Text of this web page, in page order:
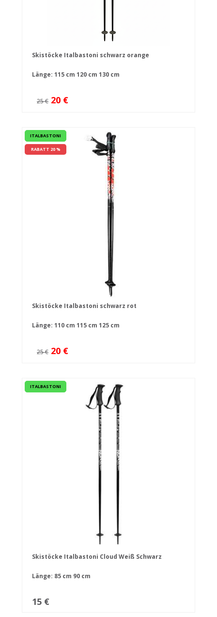
Skistöcke Italbastoni schwarz orange
Länge: 115 cm 120 cm 130 cm
25 € 20 €
ITALBASTONI
RABATT 20 %
Skistöcke Italbastoni schwarz rot
Länge: 110 cm 115 cm 125 cm
25 € 20 €
ITALBASTONI
Skistöcke Italbastoni Cloud Weiß Schwarz
Länge: 85 cm 90 cm
15 €